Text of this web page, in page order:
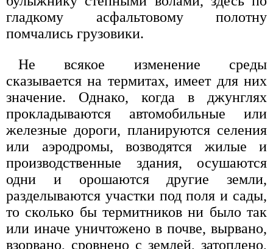
гладкому асфальтовому полотну
помчались грузовики.
Не всякое изменение среды
сказывается на термитах, имеет для них
значение. Однако, когда в джунглях
прокладываются автомобильные или
железные дороги, планируются селения
или аэродромы, возводятся жилые и
производственные здания, осушаются
одни и орошаются другие земли,
разделываются участки под поля и сады,
то сколько бы термитников ни было так
или иначе уничтожено в почве, вырвано,
взорвано, сровнено с землей, затоплено,